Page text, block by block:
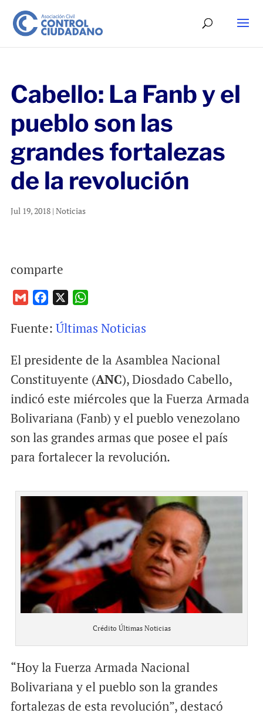
Cabello: La Fanb y el
pueblo son las
grandes fortalezas
de la revolución
Jul 19, 2018| Noticias
comparte
a
l
c
b
o
k
a
s
A
p
Fuente: Últimas Noticias
El presidente de la Asamblea Nacional
Constituyente (ANC), Diosdado Cabello,
indicó este miércoles que la Fuerza Armada
Bolivariana (Fanb) y el pueblo venezolano
son las grandes armas que posee el país
para fortalecer la revolución.
Crédito Últimas Noticias
“Hoy la Fuerza Armada Nacional
Bolivariana y el pueblo son la grandes
fortalezas de esta revolución”, destacó